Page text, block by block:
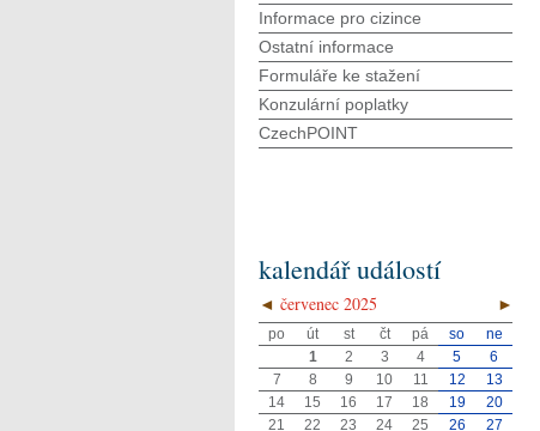
Informace pro cizince
Ostatní informace
Formuláře ke stažení
Konzulární poplatky
CzechPOINT
kalendář událostí
◄ ►
červenec 2025
po út st čt pá so
ne
1
2 3 4 5
6
7
8 9 10 11 12
13
14
15 16 17 18 19
20
21
22 23 24 25 26
27